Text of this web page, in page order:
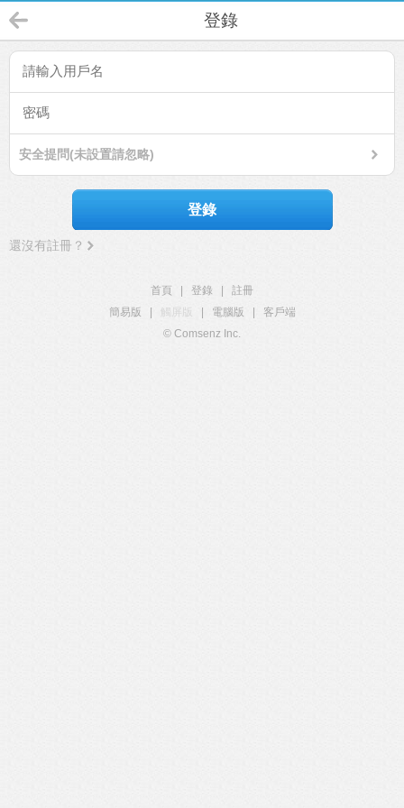
登錄
安全提問(未設置請忽略)
登錄
還沒有註冊？
首頁 登錄
註冊
簡易版
觸屏版 電腦版
客戶端
© Comsenz Inc.